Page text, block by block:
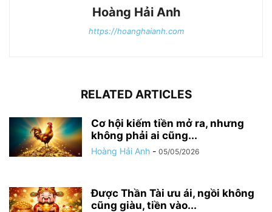
Hoàng Hải Anh
https://hoanghaianh.com
RELATED ARTICLES
Cơ hội kiếm tiền mở ra, nhưng
không phải ai cũng...
Hoàng Hải Anh - 05/05/2026
Được Thần Tài ưu ái, ngồi không
cũng giàu, tiền vào...